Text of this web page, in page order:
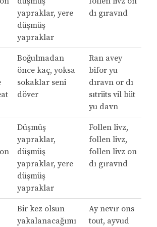
yapraklar, yere
düşmüş
yapraklar
dı gıravnd
Boğulmadan
önce kaç, yoksa
sokaklar seni
döver
Ran avey
bifor yu
dıravn or dı
sıtriits vil biit
yu davn
Düşmüş
yapraklar,
düşmüş
yapraklar, yere
düşmüş
yapraklar
Follen livz,
follen livz,
follen livz on
dı gıravnd
Bir kez olsun
yakalanacağımı
Ay nevır ons
tout, ayvud